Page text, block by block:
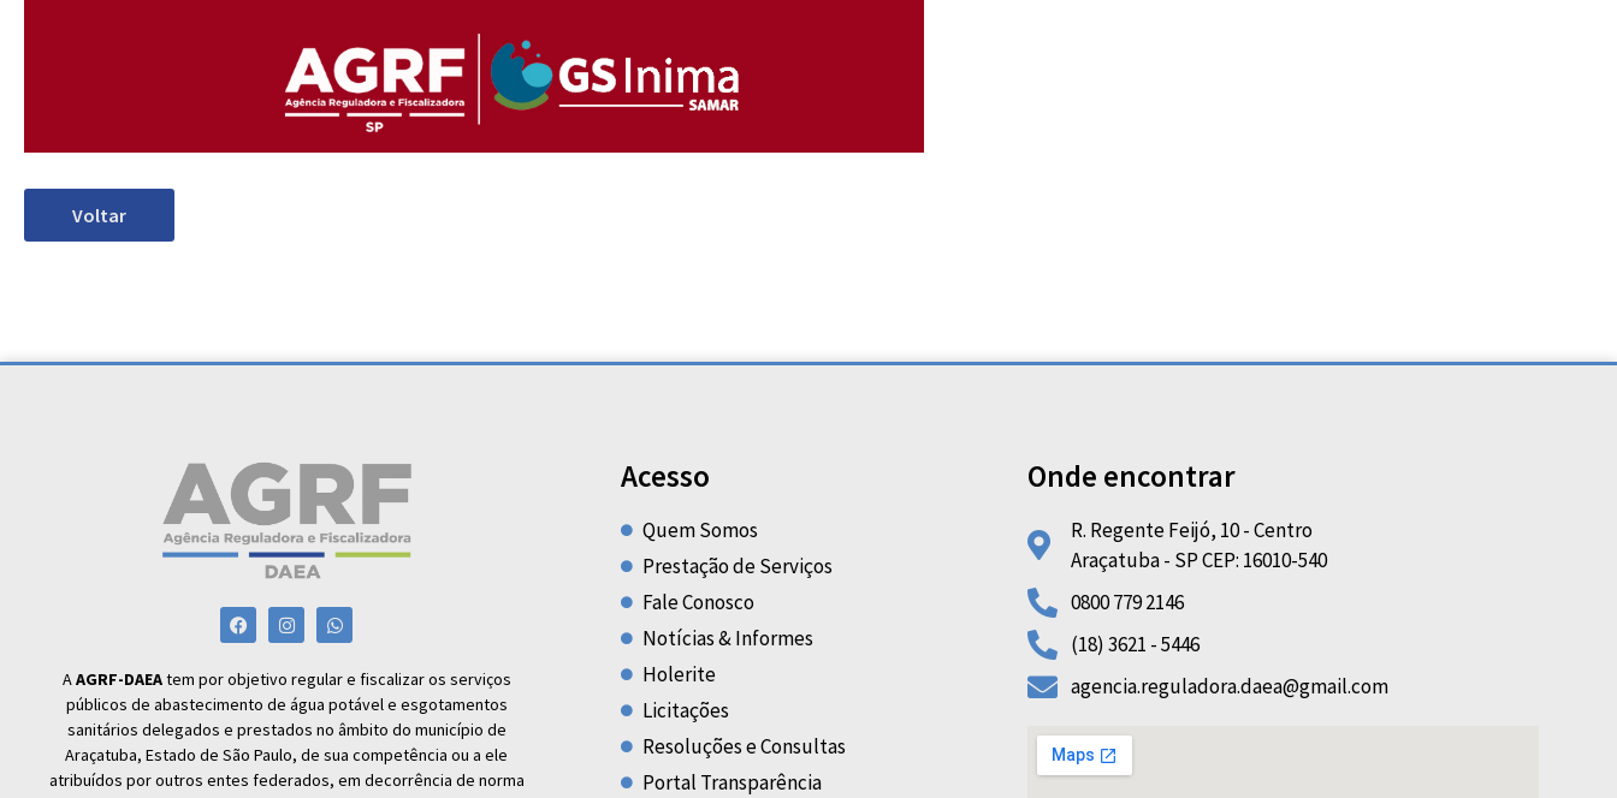
Voltar
AAGRF-DAEAtem por objetivo regular e fiscalizar os serviços
públicos de abastecimento de água potável e esgotamentos
sanitários delegados e prestados no âmbito do município de
Araçatuba, Estado de São Paulo, de sua competência ou a ele
atribuídos por outros entes federados, em decorrência de norma
Acesso
Quem Somos
Prestação de Serviços
Fale Conosco
Notícias & Informes
Holerite
Licitações
Resoluções e Consultas
Portal Transparência
Onde encontrar
R. Regente Feijó, 10 - Centro
Araçatuba - SP CEP: 16010-540
0800 779 2146
(18) 3621 - 5446
agencia.reguladora.daea@gmail.com